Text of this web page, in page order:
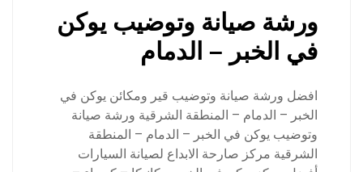
ورشة صيانة وتوضيب يوكن
في الخبر – الدمام
افضل ورشة صيانة وتوضيب قير ومكائن يوكن في
الخبر – الدمام – المنطقة الشرقية ورشة صيانة
وتوضيب يوكن في الخبر – الدمام – المنطقة
الشرقية مركز صارحة الابداع لصيانة السيارات